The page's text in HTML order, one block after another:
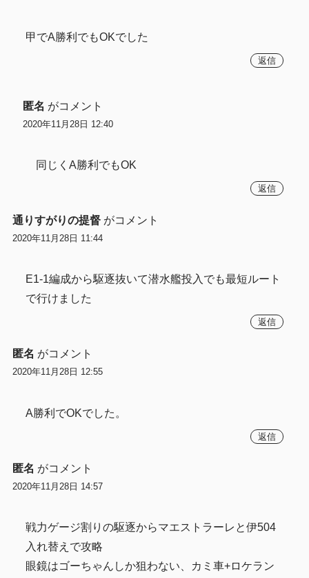
甲でA勝利でもOKでした
返信
匿名 がコメント
2020年11月28日 12:40
同じくA勝利でもOK
返信
通りすがりの提督 がコメント
2020年11月28日 11:44
E1-1編成から駆逐抜いて潜水艦投入でも最短ルート
で行けました
返信
匿名 がコメント
2020年11月28日 12:55
A勝利でOKでした。
返信
匿名 がコメント
2020年11月28日 14:57
戦力ゲージ割りの駆逐からマエストラーレと伊504
入れ替えで攻略
眼鏡はゴーちゃんしか狙わない、カミ車+ロケラン